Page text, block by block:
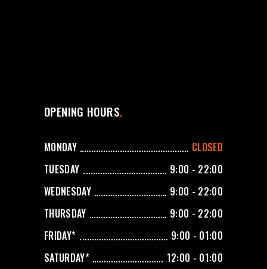
OPENING HOURS
MONDAY
CLOSED
TUESDAY
9:00 - 22:00
WEDNESDAY
9:00 - 22:00
THURSDAY
9:00 - 22:00
FRIDAY*
9:00 - 01:00
SATURDAY*
12:00 - 01:00